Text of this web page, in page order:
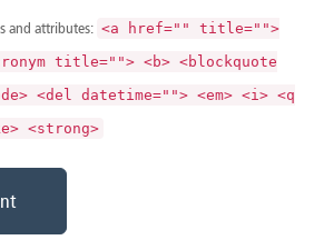
and attributes: <a href="" title="">
title=""> <b> <blockquote
<del datetime=""> <em> <i> <q
<strong>